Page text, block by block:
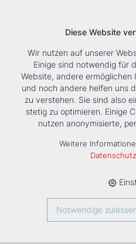
Tools Unternehmen
HOME › PRODUKTE › KÄLTE/
VENTILATORKONVEKTOR
ESTRO FPi 7
1261333
Diese Website
Wir nutzen auf unserer
Einige sind notwendig für
Website, andere ermöglichen
und noch andere helfen uns
zu verstehen. Sie sind also
stetig zu optimieren. Einige
nutzen anonymisierte,
Weitere
Notwendige